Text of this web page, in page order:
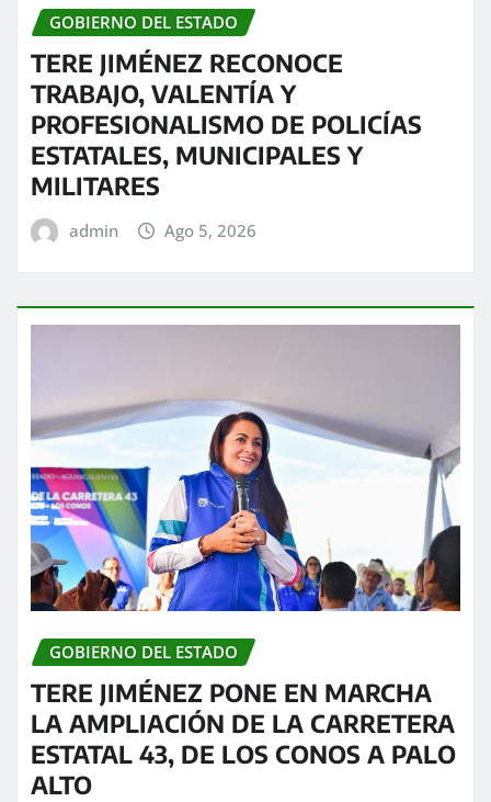
GOBIERNO DEL ESTADO
TERE JIMÉNEZ RECONOCE
TRABAJO, VALENTÍA Y
PROFESIONALISMO DE POLICÍAS
ESTATALES, MUNICIPALES Y
MILITARES
admin Ago 5, 2026
GOBIERNO DEL ESTADO
TERE JIMÉNEZ PONE EN MARCHA
LA AMPLIACIÓN DE LA CARRETERA
ESTATAL 43, DE LOS CONOS A PALO
ALTO